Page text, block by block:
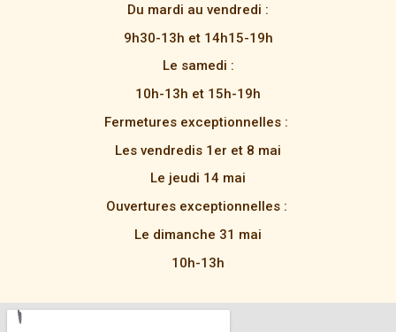
Du mardi au vendredi :
9h30-13h et 14h15-19h
Le samedi :
10h-13h et 15h-19h
Fermetures exceptionnelles :
Les vendredis 1er et 8 mai
Le jeudi 14 mai
Ouvertures exceptionnelles :
Le dimanche 31 mai
10h-13h